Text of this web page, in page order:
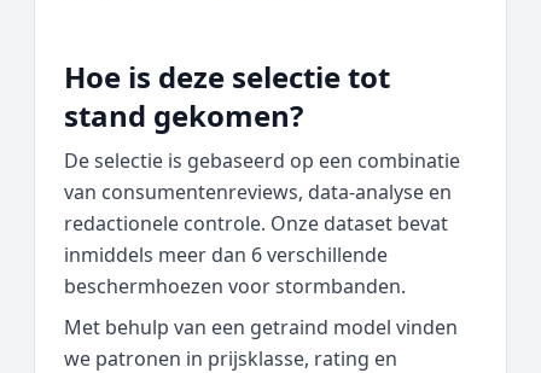
Hoe is deze selectie tot
stand gekomen?
De selectie is gebaseerd op een combinatie
van consumentenreviews, data‑analyse en
redactionele controle. Onze dataset bevat
inmiddels meer dan 6 verschillende
beschermhoezen voor stormbanden.
Met behulp van een getraind model vinden
we patronen in prijsklasse, rating en